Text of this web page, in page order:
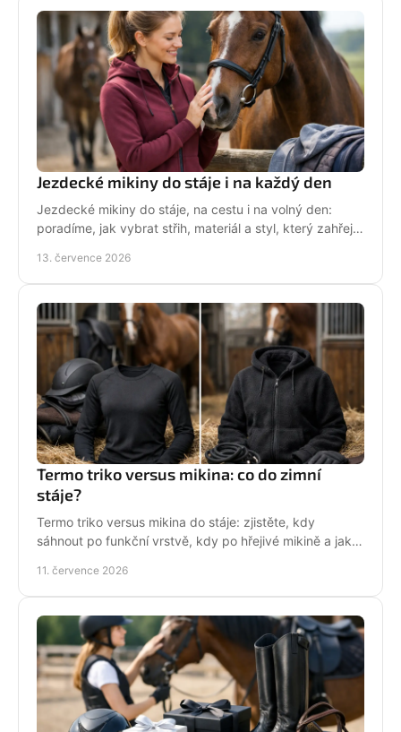
Jezdecké mikiny do stáje i na každý den
Jezdecké mikiny do stáje, na cestu i na volný den:
poradíme, jak vybrat střih, materiál a styl, který zahřeje
13. července 2026
Termo triko versus mikina: co do zimní
stáje?
Termo triko versus mikina do stáje: zjistěte, kdy
sáhnout po funkční vrstvě, kdy po hřejivé mikině a jak
11. července 2026